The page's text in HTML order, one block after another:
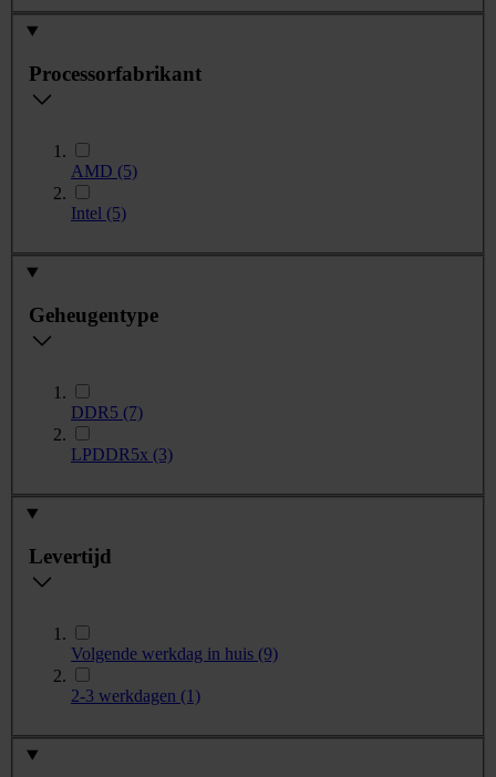
Processorfabrikant
AMD (5)
Intel (5)
Geheugentype
DDR5 (7)
LPDDR5x (3)
Levertijd
Volgende werkdag in huis (9)
2-3 werkdagen (1)